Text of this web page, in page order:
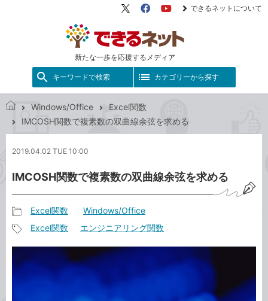
新たな一歩を応援するメディア
X（旧
FacebookYouTube
できるネットについて
キーワードで検索 カテゴリーから探す
で
ネ
ト
Windows/Office
Excel関数
IMCOSH関数で複素数の双曲線余弦を求める
2019.04.02 TUE 10:00
IMCOSH関数で複素数の双曲線余弦を求める
事
カ
テ
ゴ
Excel関数 Windows/Office
タ
グ
Excel関数 エンジニアリング関数